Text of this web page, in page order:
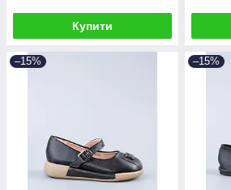
Купити
–15% –15%